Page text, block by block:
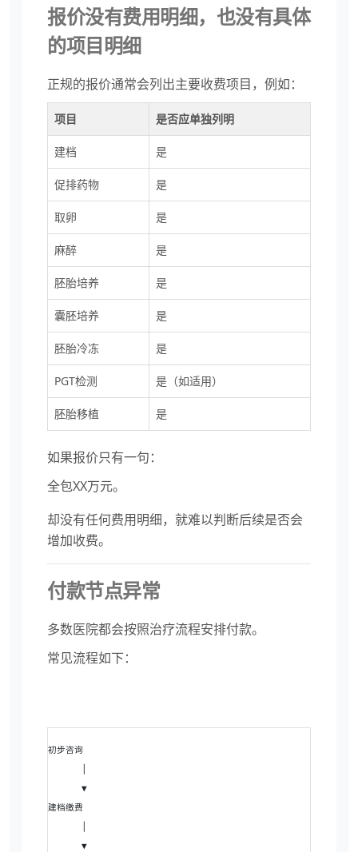
报价没有费用明细，也没有具体
的项目明细
正规的报价通常会列出主要收费项目，例如：
项目 是否应单独列明
建档 是
促排药物 是
取卵 是
麻醉 是
胚胎培养 是
囊胚培养 是
胚胎冷冻 是
PGT检测 是（如适用）
胚胎移植 是
如果报价只有一句：
全包XX万元。
却没有任何费用明细，就难以判断后续是否会
增加收费。
付款节点异常
多数医院都会按照治疗流程安排付款。
常见流程如下：
初步咨询
▼
建档缴费
▼